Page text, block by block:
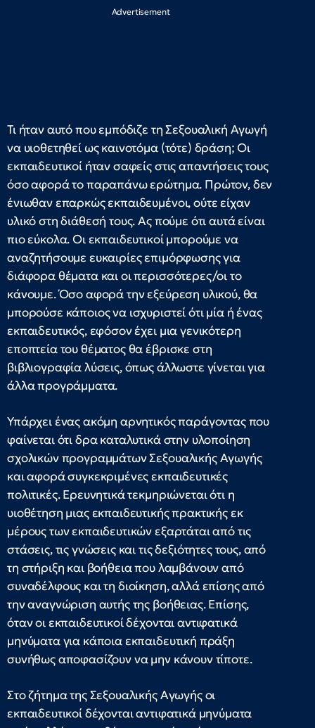
Τι ήταν αυτό που εμπόδιζε τη Σεξουαλική Αγωγή
να υιοθετηθεί ως καινοτόμα (τότε) δράση; Οι
εκπαιδευτικοί ήταν σαφείς στις απαντήσεις τους
όσο αφορά το παραπάνω ερώτημα. Πρώτον, δεν
ένιωθαν επαρκώς εκπαιδευμένοι, ούτε είχαν
υλικό στη διάθεσή τους. Ας πούμε ότι αυτά είναι
πιο εύκολα. Οι εκπαιδευτικοί μπορούμε να
αναζητήσουμε ευκαιρίες επιμόρφωσης για
διάφορα θέματα και οι περισσότερες/οι το
κάνουμε. Όσο αφορά την εξεύρεση υλικού, θα
μπορούσε κάποιος να ισχυριστεί ότι μία ή ένας
εκπαιδευτικός, εφόσον έχει μια γενικότερη
εποπτεία του θέματος θα έβρισκε στη
βιβλιογραφία λύσεις, όπως άλλωστε γίνεται για
άλλα προγράμματα.
Υπάρχει ένας ακόμη αρνητικός παράγοντας που
φαίνεται ότι δρα καταλυτικά στην υλοποίηση
σχολικών προγραμμάτων Σεξουαλικής Αγωγής
και αφορά συγκεκριμένες εκπαιδευτικές
πολιτικές. Ερευνητικά τεκμηριώνεται ότι η
υιοθέτηση μιας εκπαιδευτικής πρακτικής εκ
μέρους των εκπαιδευτικών εξαρτάται από τις
στάσεις, τις γνώσεις και τις δεξιότητες τους, από
τη στήριξη και βοήθεια που λαμβάνουν από
συναδέλφους και τη διοίκηση, αλλά επίσης από
την αναγνώριση αυτής της βοήθειας. Επίσης,
όταν οι εκπαιδευτικοί δέχονται αντιφατικά
μηνύματα για κάποια εκπαιδευτική πράξη
συνήθως αποφασίζουν να μην κάνουν τίποτε.
Στο ζήτημα της Σεξουαλικής Αγωγής οι
εκπαιδευτικοί δέχονται αντιφατικά μηνύματα